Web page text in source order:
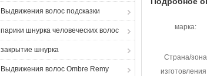
Выдвижения волос подсказки
парики шнурка человеческих волос
закрытие шнурка
Выдвижения волос Ombre Remy
марка:
Страна/зона